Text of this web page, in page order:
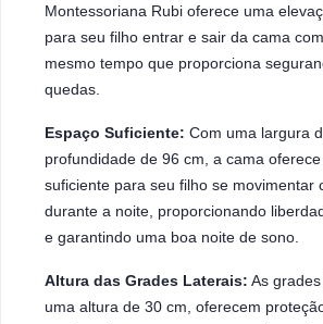
Montessoriana Rubi oferece uma
para seu filho entrar e sair da cama
mesmo tempo que proporciona
quedas.
Espaço Suficiente: Com uma largura
profundidade de 96 cm, a cama
suficiente para seu filho se movimentar
durante a noite, proporcionando
e garantindo uma boa noite de sono.
Altura das Grades Laterais: As
uma altura de 30 cm, oferecem